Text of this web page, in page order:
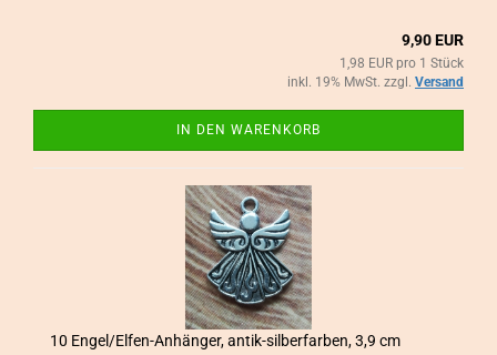
9,90 EUR
1,98 EUR pro 1 Stück
inkl. 19% MwSt. zzgl. Versand
IN DEN WARENKORB
10 Engel/Elfen-​​An­hän­ger, antik-​​sil­ber­far­ben, 3,9 cm